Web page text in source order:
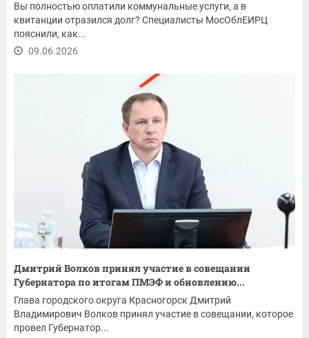
Вы полностью оплатили коммунальные услуги, а в
квитанции отразился долг? Специалисты МосОблЕИРЦ
пояснили, как...
09.06.2026
Дмитрий Волков принял участие в совещании
Губернатора по итогам ПМЭФ и обновлению...
Глава городского округа Красногорск Дмитрий
Владимирович Волков принял участие в совещании, которое
провел Губернатор...